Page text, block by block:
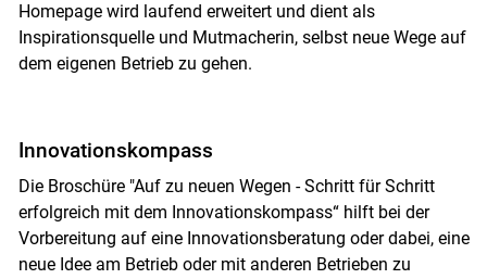
Homepage wird laufend erweitert und dient als
Inspirationsquelle und Mutmacherin, selbst neue Wege auf
dem eigenen Betrieb zu gehen.
Innovationskompass
Die Broschüre "Auf zu neuen Wegen - Schritt für Schritt
erfolgreich mit dem Innovationskompass“ hilft bei der
Vorbereitung auf eine Innovationsberatung oder dabei, eine
neue Idee am Betrieb oder mit anderen Betrieben zu